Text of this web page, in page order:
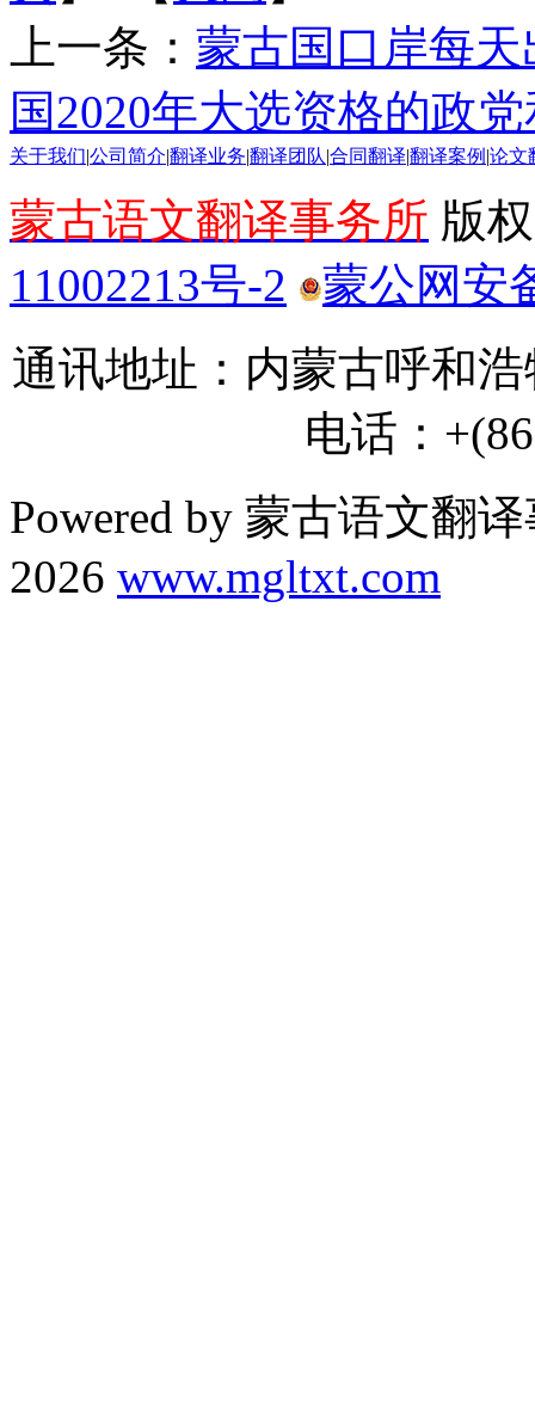
上一条： 蒙古国口岸每
国2020年大选资格的政
关于我们|公司简介|翻译业务|翻译团队|合同翻译|翻译案例 |论文
蒙古语文翻译事务所 版
11002213号-2
蒙公网安
通讯地址：内蒙古呼和
电话：
Powered by 蒙古语文翻
2026 www.mgltxt.com